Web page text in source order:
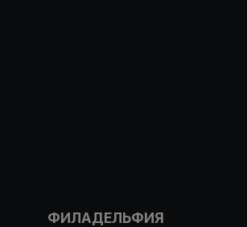
ФИЛАДЕЛЬФИЯ